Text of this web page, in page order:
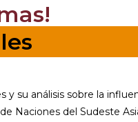
y su análisis sobre la
Naciones del Sudeste